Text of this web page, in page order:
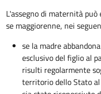
L'assegno di maternità
se maggiorenne, nei
se la madre
esclusivo del figlio al
risulti regolarmente
territorio dello Stato